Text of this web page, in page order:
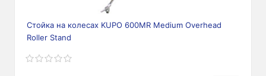
Стойка на колесах KUPO 600MR Medium Overhead
Roller Stand